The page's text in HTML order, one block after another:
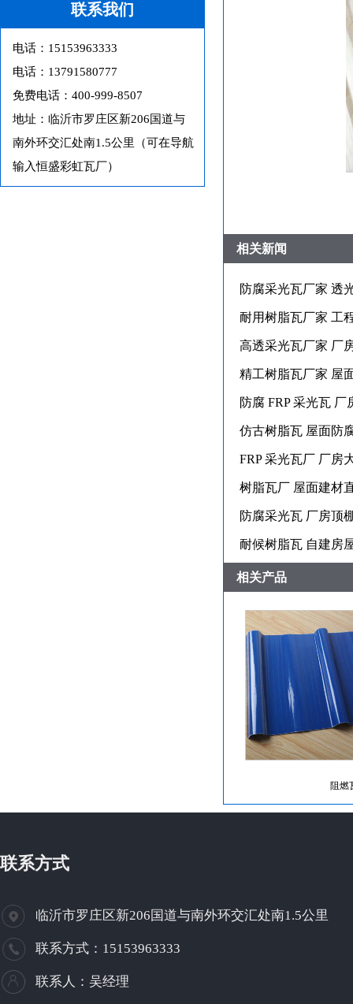
联系我们
电话：15153963333
电话：13791580777
免费电话：400-999-8507
地址：临沂市罗庄区新206国道与
南外环交汇处南1.5公里（可在导航
输入恒盛彩虹瓦厂）
相关新闻
防腐采光瓦厂家 透
耐用树脂瓦厂家 工
高透采光瓦厂家 厂
精工树脂瓦厂家 屋
防腐 FRP 采光瓦 厂
仿古树脂瓦 屋面防
FRP 采光瓦厂 厂房
树脂瓦厂 屋面建材
防腐采光瓦 厂房顶
耐候树脂瓦 自建房
相关产品
阻燃
联系方式
临沂市罗庄区新206国道与南外环交汇处南1.5公里
联系方式：15153963333
联系人：吴经理